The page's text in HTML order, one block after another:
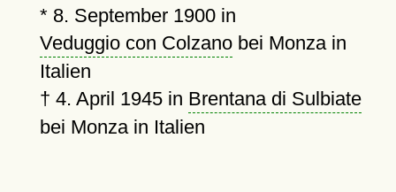
* 8. September 1900in
Veduggio con Colzanobei Monza in
Italien
† 4. April 1945in Brentana di Sulbiate
bei Monza in Italien